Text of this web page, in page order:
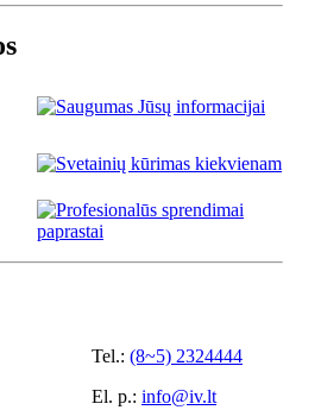
Tel.: (8~5) 2324444
El. p.: info@iv.lt